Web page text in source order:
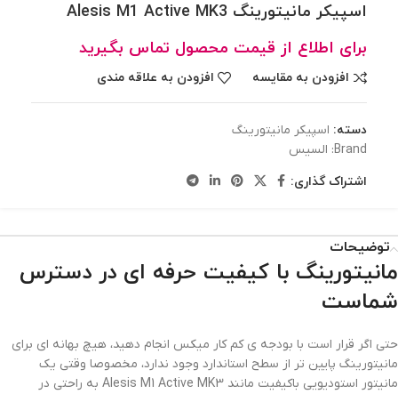
اسپیکر مانیتورینگ Alesis M1 Active MK3
برای اطلاع از قیمت محصول تماس بگیرید
افزودن به مقایسه افزودن به علاقه مندی
دسته: اسپیکر مانیتورینگ
Brand: السیس
اشتراک گذاری:
توضیحات
مانیتورینگ با کیفیت حرفه ای در دسترس
شماست
حتی اگر قرار است با بودجه ی کم کار میکس انجام دهید، هیچ بهانه ای برای
مانیتورینگ پایین تر از سطح استاندارد وجود ندارد، مخصوصا وقتی یک
مانیتور استودیویی باکیفیت مانند Alesis M1 Active MK3 به راحتی در